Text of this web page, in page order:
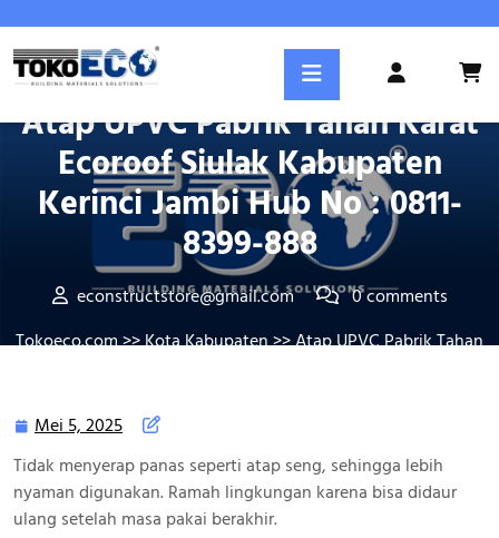
content
Register
Posted On Mei 5, 2025
Atap UPVC Pabrik Tahan Karat
Ecoroof Siulak Kabupaten
Kerinci Jambi Hub No : 0811-
8399-888
econstructstore@gmail.com
0 comments
Tokoeco.com>>Kota Kabupaten>> Atap UPVC Pabrik Tahan
Mei 5, 2025 Mei
2025
Tidak menyerap panas seperti atap seng, sehingga lebih
nyaman digunakan. Ramah lingkungan karena bisa didaur
ulang setelah masa pakai berakhir.